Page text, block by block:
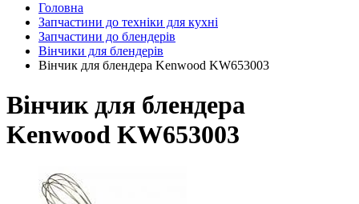
Головна
Запчастини до техніки для кухні
Запчастини до блендерів
Вінчики для блендерів
Вінчик для блендера Kenwood KW653003
Вінчик для блендера
Kenwood KW653003